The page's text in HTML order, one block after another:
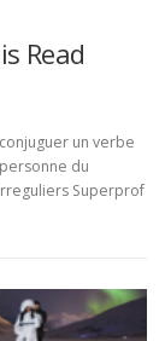
Read
un verbe
du
Superprof